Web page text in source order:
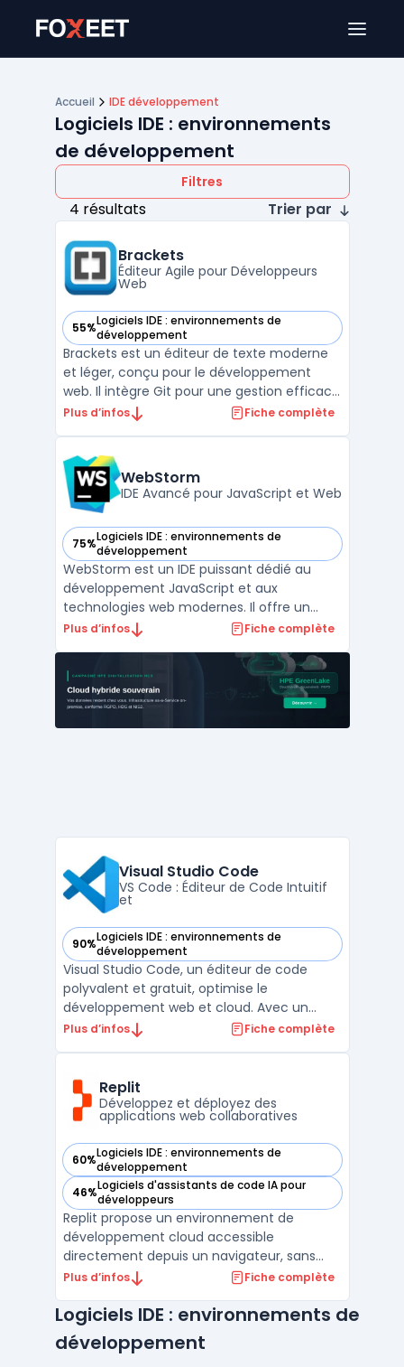
Accueil IDE développement
Logiciels IDE : environnements
de développement
Filtres
4 résultats Trier par
Brackets
Éditeur Agile pour Développeurs
Web
55%Logiciels IDE : environnements de
développement
— voir Brackets dans cette catégorie
Brackets est un éditeur de texte moderne
et léger, conçu pour le développement
web. Il intègre Git pour une gestion efficace
des versions et une collaboration en code
la productivité des développeurs.
L'extension Bea ...
Plus d’infos Fiche complète
WebStorm
IDE Avancé pour JavaScript et Web
75%Logiciels IDE : environnements de
développement
— voir WebStorm dans cette catégorie
WebStorm est un IDE puissant dédié au
développement JavaScript et aux
technologies web modernes. Il offre un
support complet pour les frameworks JS
pour HTML5 et CSS3. Ses fonctionnalités de
débogage, de test et d'intégration avec
divers outils de build rend ...
Plus d’infos Fiche complète
Visual Studio Code
VS Code : Éditeur de Code Intuitif
et
90%Logiciels IDE : environnements de
développement
— voir Visual Studio Code dans cette catégorie
Visual Studio Code, un éditeur de code
polyvalent et gratuit, optimise le
développement web et cloud. Avec un
support multilingue, il permet une
bibliothèque d'extensions améliorent
l'expérience utilisateur. Intégrant ...
Plus d’infos Fiche complète
Replit
Développez et déployez des
applications web collaboratives
60%Logiciels IDE : environnements de
développement
— voir Replit dans cette catégorie
46%Logiciels d'assistants de code IA pour
développeurs
— voir Replit dans cette catégorie
Replit propose un environnement de
développement cloud accessible
directement depuis un navigateur, sans
configuration locale. Cette solution est
souhaitant coder, tester, collaborer et
déployer des applications web ou mobiles.
En centralisant les étapes du dé ...
Plus d’infos Fiche complète
Logiciels IDE : environnements de
développement